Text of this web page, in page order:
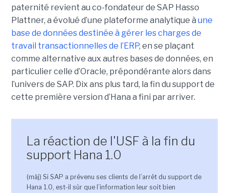
paternité revient au co-fondateur de SAP Hasso
Plattner, a évolué d’une plateforme analytique à une
base de données destinée à gérer les charges de
travail transactionnelles de l’ERP, en se plaçant
comme alternative aux autres bases de données, en
particulier celle d’Oracle, prépondérante alors dans
l’univers de SAP. Dix ans plus tard, la fin du support de
cette première version d’Hana a fini par arriver.
La réaction de l'USF à la fin du
support Hana 1.0
(màj) Si SAP a prévenu ses clients de l’arrêt du support de
Hana 1.0, est-il sûr que l’information leur soit bien